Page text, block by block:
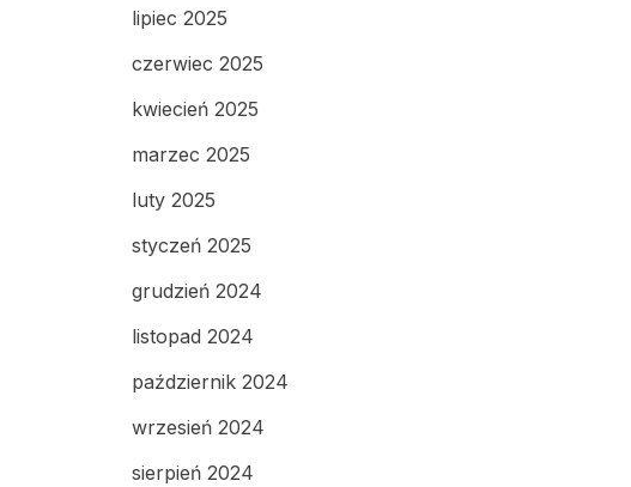
lipiec 2025
czerwiec 2025
kwiecień 2025
marzec 2025
luty 2025
styczeń 2025
grudzień 2024
listopad 2024
październik 2024
wrzesień 2024
sierpień 2024